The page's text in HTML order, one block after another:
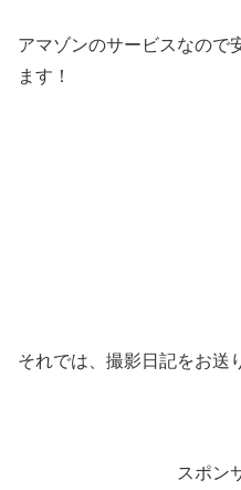
アマゾンのサービスなので
ます！
それでは、撮影日記をお送
スポン